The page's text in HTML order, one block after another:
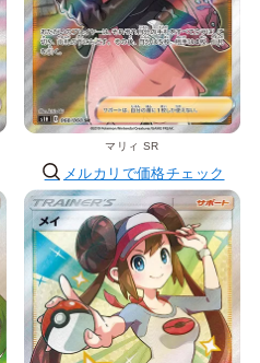
マリィ SR
メルカリで価格チェック